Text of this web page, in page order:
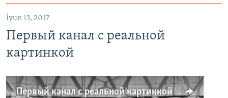
İyun 13, 2017
Первый канал с реальной
картинкой
Первый канал с реальной картинкой